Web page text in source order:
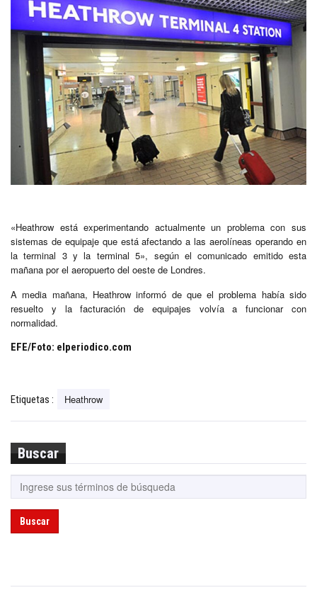
«Heathrow está experimentando actualmente un problema con sus
sistemas de equipaje que está afectando a las aerolíneas operando en
la terminal 3 y la terminal 5», según el comunicado emitido esta
mañana por el aeropuerto del oeste de Londres.
A media mañana, Heathrow informó de que el problema había sido
resuelto y la facturación de equipajes volvía a funcionar con
normalidad.
EFE/Foto: elperiodico.com
Etiquetas : Heathrow
Buscar
Buscar